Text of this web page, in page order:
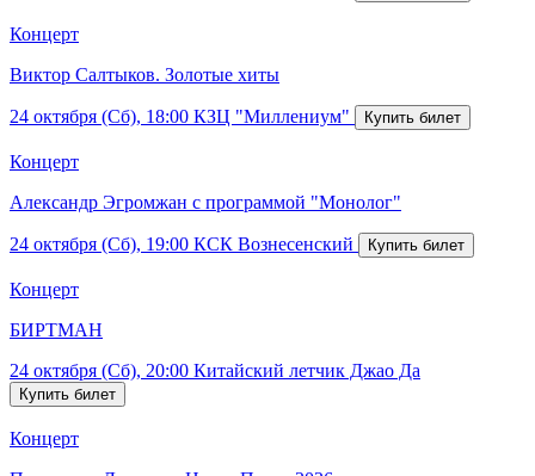
Концерт
Виктор Салтыков. Золотые хиты
24 октября (Сб), 18:00 КЗЦ "Миллениум"
Концерт
Александр Эгромжан с программой "Монолог"
24 октября (Сб), 19:00 КСК Вознесенский
Концерт
БИРТМАН
24 октября (Сб), 20:00 Китайский летчик Джао Да
Концерт